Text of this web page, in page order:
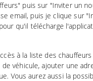
puis sur "Inviter un
email, puis je clique sur
qu'il télécharge
à la liste des
véhicule, ajouter une
Vous aurez aussi la